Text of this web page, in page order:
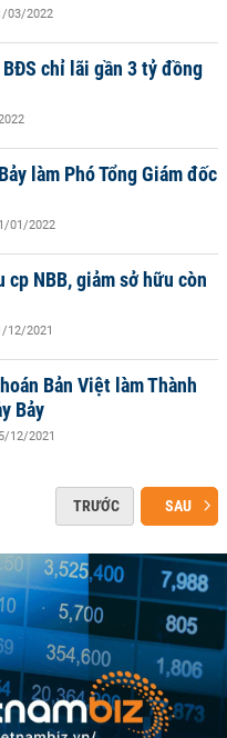
03/2022
chỉ lãi gần 3 tỷ đồng
làm Phó Tổng Giám đốc
01/2022
cp NBB, giảm sở hữu còn
12/2021
Bản Việt làm Thành
Bảy
12/2021
TRƯỚC SAU